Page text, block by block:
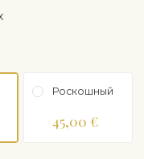
Роскошный
45,00 €